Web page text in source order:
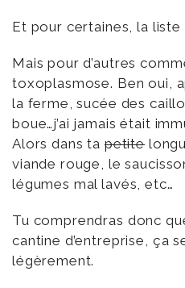
Et pour certaines, la liste
Mais pour d’autres
toxoplasmose. Ben oui,
la ferme, sucée des
boue…j’ai jamais était
Alors dans ta petite
viande rouge, le
légumes mal lavés, etc…
Tu comprendras donc
cantine d’entreprise, ça
légèrement.